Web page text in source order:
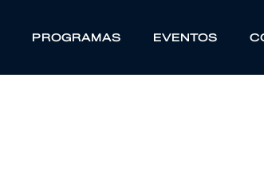
PROGRAMAS EVENTOS